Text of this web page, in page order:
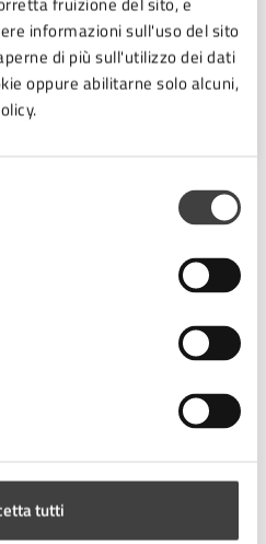
informazioni sull'uso del sito
di più sull'utilizzo dei dati
oppure abilitarne solo alcuni,
tutti
e
(FC),
all'esito
Facile